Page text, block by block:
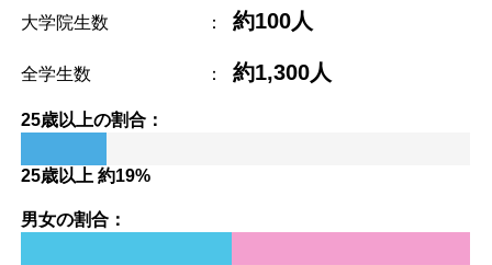
大学院生数 ： 約100人
全学生数 ： 約1,300人
25歳以上の割合：
25歳以上 約19%
男女の割合：